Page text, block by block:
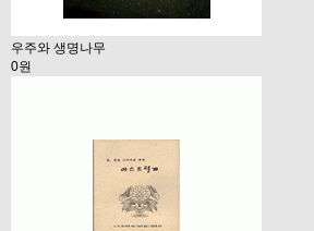
우주와 생명나무
0원